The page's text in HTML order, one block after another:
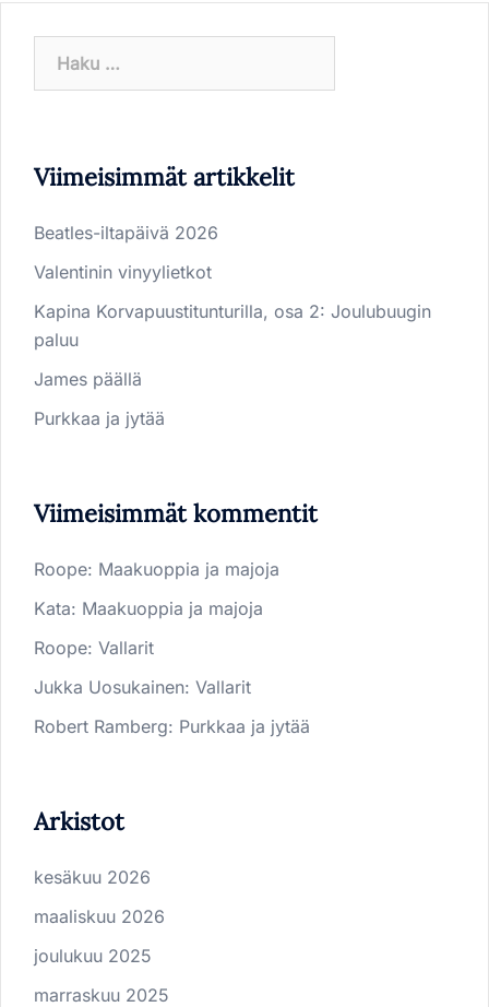
Viimeisimmät artikkelit
Beatles-iltapäivä 2026
Valentinin vinyylietkot
Kapina Korvapuustitunturilla, osa 2: Joulubuugin
paluu
James päällä
Purkkaa ja jytää
Viimeisimmät kommentit
Roope: Maakuoppia ja majoja
Kata: Maakuoppia ja majoja
Roope: Vallarit
Jukka Uosukainen: Vallarit
Robert Ramberg: Purkkaa ja jytää
Arkistot
kesäkuu 2026
maaliskuu 2026
joulukuu 2025
marraskuu 2025